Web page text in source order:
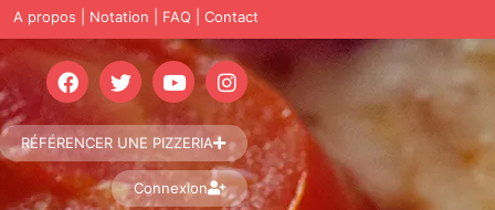
A propos Notation FAQ Contact
RÉFÉRENCER UNE PIZZERIA
Connexion